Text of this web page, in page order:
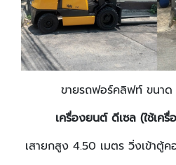
ขายรถฟอร์คลิฟท์ ขนา
เครื่องยนต์ ดีเซล (ใช้เครื่
เสายกสูง 4.50 เมตร วิ่งเข้าตู้ค